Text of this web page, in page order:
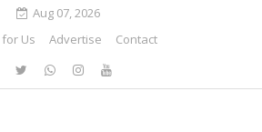
Aug 07, 2026
Us
Advertise Contact